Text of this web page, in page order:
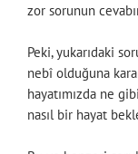
zor sorunun
Peki, yukarıdaki
nebî olduğuna
hayatımızda ne
nasıl bir hayat